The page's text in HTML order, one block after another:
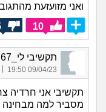
ואני מזועזעת
10
תקשיבי לי_6767, בת 20, אורחת
09/04/23 19:50
|
תקשיבי אני חרדיה
מסביר למה מבחינה